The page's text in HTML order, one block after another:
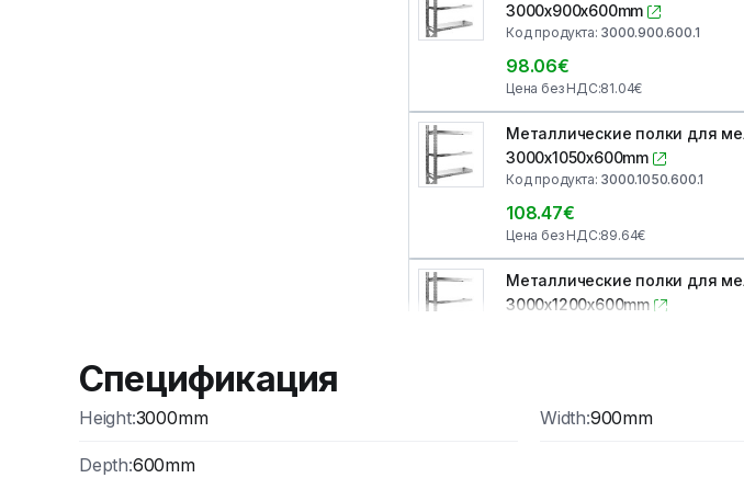
3000x900x600mm
Код продукта: 3000.900.600.1
98.06€
Цена без НДС:81.04€
Металлические полки для
3000x1050x600mm
Код продукта: 3000.1050.600.1
108.47€
Цена без НДС:89.64€
Металлические полки для
3000x1200x600mm
Металлические полки для
Спецификация
Height:3000mm Width:900mm
Depth:600mm